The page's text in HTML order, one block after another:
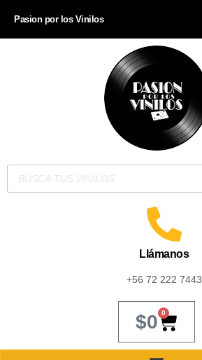
Pasion por los Vinilos
Llámanos
+56 72 222 7443
$0 0